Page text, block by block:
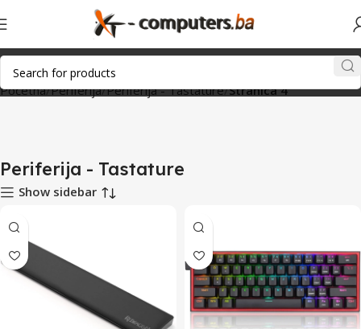
Početna Periferija Periferija - Tastature Stranica 4
Periferija - Tastature
Show sidebar